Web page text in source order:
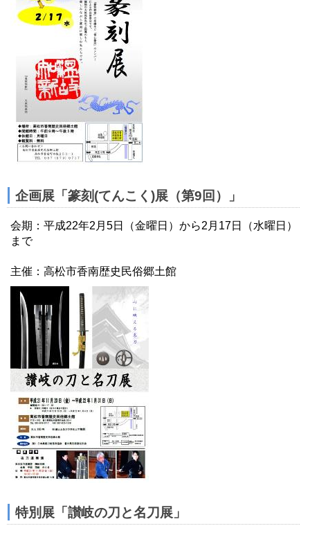
企画展「篆刻(てんこく)展（第9回）」
会期：平成22年2月5日（金曜日）から2月17日（水曜日）
まで
主催：高松市香南歴史民俗郷土館
特別展「讃岐の刀と名刀展」